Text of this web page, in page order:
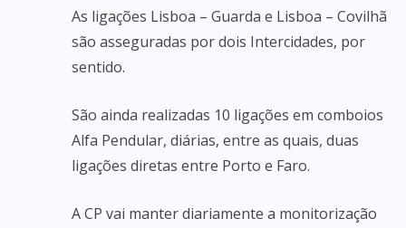
As ligações Lisboa – Guarda e Lisboa – Covilhã
são asseguradas por dois Intercidades, por
sentido.
São ainda realizadas 10 ligações em comboios
Alfa Pendular, diárias, entre as quais, duas
ligações diretas entre Porto e Faro.
A CP vai manter diariamente a monitorização